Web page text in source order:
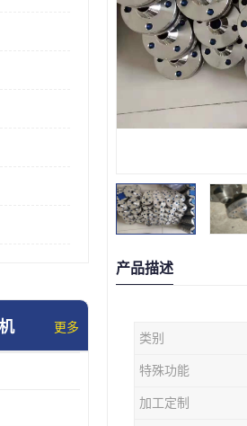
更多
产品描述
类别
特殊功能
加工定制